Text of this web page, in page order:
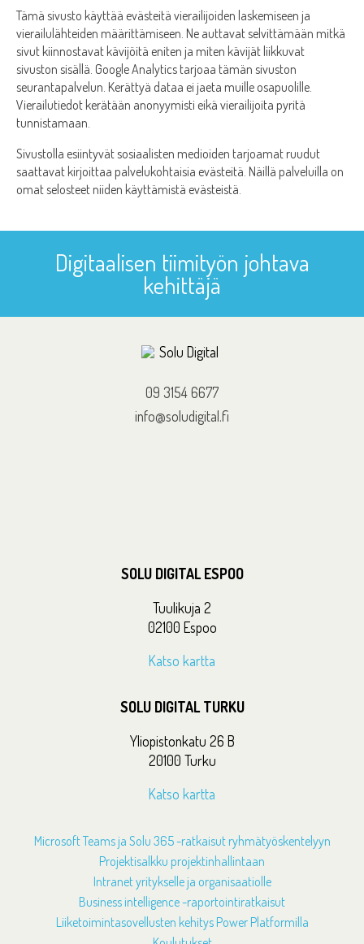
Tämä sivusto käyttää evästeitä vierailijoiden laskemiseen ja
vierailulähteiden määrittämiseen. Ne auttavat selvittämään mitkä
sivut kiinnostavat kävijöitä eniten ja miten kävijät liikkuvat
sivuston sisällä. Google Analytics tarjoaa tämän sivuston
seurantapalvelun. Kerättyä dataa ei jaeta muille osapuolille.
Vierailutiedot kerätään anonyymisti eikä vierailijoita pyritä
tunnistamaan.
Sivustolla esiintyvät sosiaalisten medioiden tarjoamat ruudut
saattavat kirjoittaa palvelukohtaisia evästeitä. Näillä palveluilla on
omat selosteet niiden käyttämistä evästeistä.
Digitaalisen tiimityön johtava
kehittäjä
09 3154 6677
info@soludigital.fi
SOLU DIGITAL ESPOO
Tuulikuja 2
02100 Espoo
Katso kartta
SOLU DIGITAL TURKU
Yliopistonkatu 26 B
20100 Turku
Katso kartta
Microsoft Teams ja Solu 365 -ratkaisut ryhmätyöskentelyyn
Projektisalkku projektinhallintaan
Intranet yritykselle ja organisaatiolle
Business intelligence -raportointiratkaisut
Liiketoimintasovellusten kehitys Power Platformilla